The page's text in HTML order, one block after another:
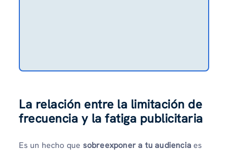
La relación entre la limitación de
frecuencia y la fatiga publicitaria
Es un hecho que sobreexponer a tu audienciaes